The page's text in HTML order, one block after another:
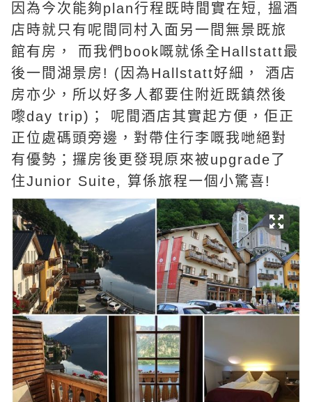
因為今次能夠plan行程既時間實在短, 搵酒
店時就只有呢間同村入面另一間無景既旅
館有房， 而我們book嘅就係全Hallstatt最
後一間湖景房! (因為Hallstatt好細， 酒店
房亦少，所以好多人都要住附近既鎮然後
嚟day trip)； 呢間酒店其實起方便，佢正
正位處碼頭旁邊，對帶住行李嘅我哋絕對
有優勢；攞房後更發現原來被upgrade了
住Junior Suite, 算係旅程一個小驚喜!